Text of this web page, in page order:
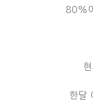
80%
한달